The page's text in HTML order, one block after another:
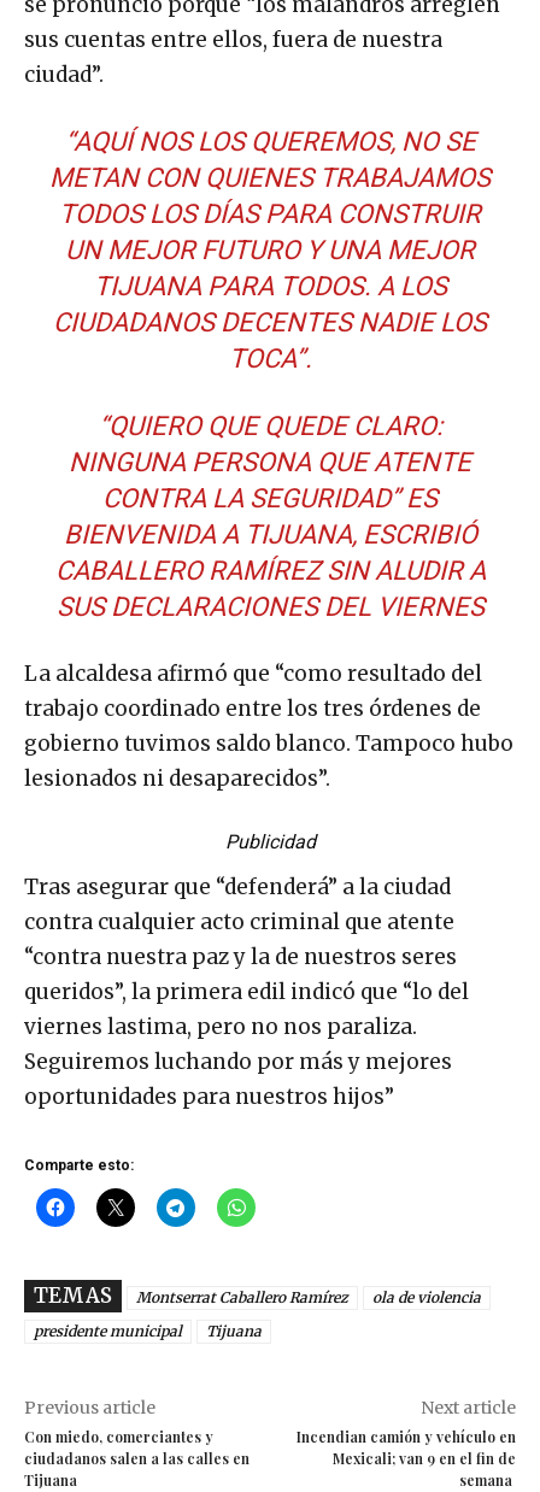
sus cuentas entre ellos, fuera de nuestra
ciudad”.
“AQUÍ NOS LOS QUEREMOS, NO SE
METAN CON QUIENES TRABAJAMOS
TODOS LOS DÍAS PARA CONSTRUIR
UN MEJOR FUTURO Y UNA MEJOR
TIJUANA PARA TODOS. A LOS
CIUDADANOS DECENTES NADIE LOS
TOCA”.
“QUIERO QUE QUEDE CLARO:
NINGUNA PERSONA QUE ATENTE
CONTRA LA SEGURIDAD” ES
BIENVENIDA A TIJUANA, ESCRIBIÓ
CABALLERO RAMÍREZ SIN ALUDIR A
SUS DECLARACIONES DEL VIERNES
La alcaldesa afirmó que “como resultado del
trabajo coordinado entre los tres órdenes de
gobierno tuvimos saldo blanco. Tampoco hubo
lesionados ni desaparecidos”.
Publicidad
Tras asegurar que “defenderá” a la ciudad
contra cualquier acto criminal que atente
“contra nuestra paz y la de nuestros seres
queridos”, la primera edil indicó que “lo del
viernes lastima, pero no nos paraliza.
Seguiremos luchando por más y mejores
oportunidades para nuestros hijos”
Comparte esto:
TEMAS Montserrat Caballero Ramírez
ola de violencia
presidente municipal
Tijuana
Previous article
Con miedo, comerciantes y
ciudadanos salen a las calles en
Tijuana
Next article
Incendian camión y vehículo en
Mexicali; van 9 en el fin de
semana